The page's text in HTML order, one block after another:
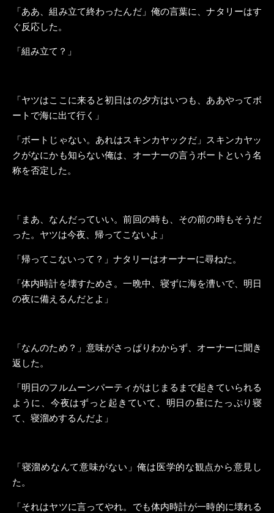
「ああ、組み立て終わったんだ」俺の言葉に、ナタリーはす
ぐ反応した。
「組み立て？」
「ヤツはここに来ると初日はの夕方はいつも、ああやってボ
ートで海に出て行く」
「ボートじゃない。あれはスキンカヤックだ」スキンカヤッ
クがなにかも知らない俺は、オーナーの言うボートという名
称を否定した。
「まあ、なんだっていい。前回の時も、その前の時もそうだ
った。ヤツは今夜、帰ってこないよ」
「帰ってこないって？」ナタリーはオーナーに尋ねた。
「体内時計を壊すためさ。一晩中、寝ずに海を漕いで、明日
の夜に備えるんだとよ」
「なんのため？」意味がさっぱりわからず、オーナーに聞き
返した。
「明日のフルムーンパーティがはじまるまで起きていられる
ように、今夜はずっと起きていて、明日の昼にたっぷり寝
て、寝溜めするんだよ」
「寝溜めなんて意味がない」俺は医学的な観点から意見し
た。
「それはヤツに言ってやれ。でも体内時計が一時的に壊れる